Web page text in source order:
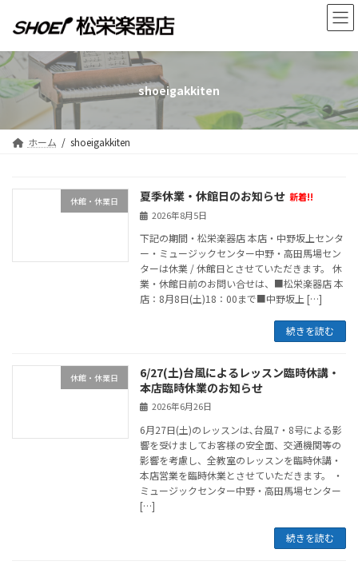
ン
ツ
へ
ス
ー
シ
ョ
ン
shoeigakkiten
ホーム shoeigakkiten
休館・休業日 夏季休業・休館日のお知らせ 新着!!
2026年8月5日
下記の期間・松栄楽器店 本店・中野坂上センタ
ー・ミュージックセンター中野・高田馬場セン
ターは休業 / 休館日とさせていただきます。 休
業・休館日前のお問い合せは、■松栄楽器店 本
店：8月8日(土)18：00まで■中野坂上 […]
続きを読む
休館・休業日
6/27(土)台風によるレッスン臨時休講・
本店臨時休業のお知らせ
2026年6月26日
6月27日(土)のレッスンは､台風7・8号による影
響を受けましてお客様の安全面、交通機関等の
影響を考慮し、全教室のレッスンを臨時休講・
本店営業を臨時休業とさせていただきます。 ・
ミュージックセンター中野・高田馬場センター
[…]
続きを読む